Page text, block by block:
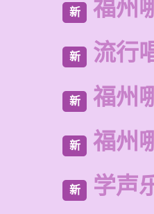
新 福州
新 流行
新 福州
新 福州
新 学声